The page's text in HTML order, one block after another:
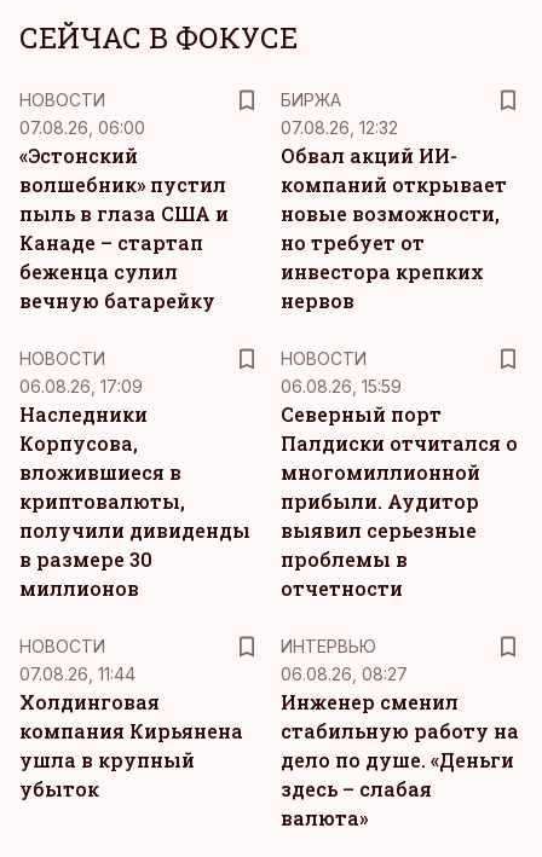
СЕЙЧАС В ФОКУСЕ
НОВОСТИ
07.08.26, 06:00
«Эстонский
волшебник» пустил
пыль в глаза США и
Канаде – стартап
беженца сулил
вечную батарейку
БИРЖА
07.08.26, 12:32
Обвал акций ИИ-
компаний открывает
новые возможности,
но требует от
инвестора крепких
нервов
НОВОСТИ
06.08.26, 17:09
Наследники
Корпусова,
вложившиеся в
криптовалюты,
получили дивиденды
в размере 30
миллионов
НОВОСТИ
06.08.26, 15:59
Северный порт
Палдиски отчитался о
многомиллионной
прибыли. Аудитор
выявил серьезные
проблемы в
отчетности
НОВОСТИ
07.08.26, 11:44
Холдинговая
компания Кирьянена
ушла в крупный
убыток
ИНТЕРВЬЮ
06.08.26, 08:27
Инженер сменил
стабильную работу на
дело по душе. «Деньги
здесь – слабая
валюта»